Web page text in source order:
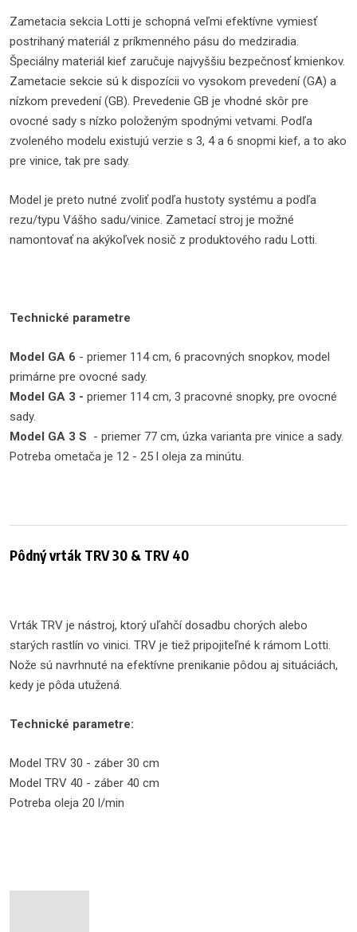
Zametacia sekcia Lotti je schopná veľmi efektívne vymiesť
postrihaný materiál z príkmenného pásu do medziradia.
Špeciálny materiál kief zaručuje najvyššiu bezpečnosť kmienkov.
Zametacie sekcie sú k dispozícii vo vysokom prevedení (GA) a
nízkom prevedení (GB). Prevedenie GB je vhodné skôr pre
ovocné sady s nízko položeným spodnými vetvami. Podľa
zvoleného modelu existujú verzie s 3, 4 a 6 snopmi kief, a to ako
pre vinice, tak pre sady.
Model je preto nutné zvoliť podľa hustoty systému a podľa
rezu/typu Vášho sadu/vinice. Zametací stroj je možné
namontovať na akýkoľvek nosič z produktového radu Lotti.
Technické parametre
Model GA 6 - priemer 114 cm, 6 pracovných snopkov, model
primárne pre ovocné sady.
Model GA 3 - priemer 114 cm, 3 pracovné snopky, pre ovocné
sady.
Model GA 3 S - priemer 77 cm, úzka varianta pre vinice a sady.
Potreba ometača je 12 - 25 l oleja za minútu.
Pôdný vrták TRV 30 & TRV 40
Vrták TRV je nástroj, ktorý uľahčí dosadbu chorých alebo
starých rastlín vo vinici. TRV je tiež pripojiteľné k rámom Lotti.
Nože sú navrhnuté na efektívne prenikanie pôdou aj situáciách,
kedy je pôda utužená.
Technické parametre:
Model TRV 30 - záber 30 cm
Model TRV 40 - záber 40 cm
Potreba oleja 20 l/min